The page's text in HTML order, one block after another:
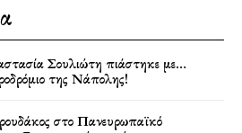
Σουλιώτη πιάστηκε με…
της Νάπολης!
στο Πανευρωπαϊκό